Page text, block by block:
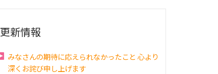
更新情報
みなさんの期待に応えられなかったこと 心より
深くお詫び申し上げます